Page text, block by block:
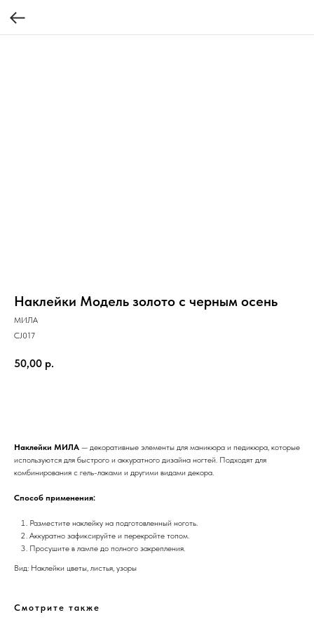
Наклейки Модель золото с черным осень
МИЛА
CJ017
50,00 р.
Наклейки МИЛА — декоративные элементы для маникюра и педикюра, которые
используются для быстрого и аккуратного дизайна ногтей. Подходят для
комбинирования с гель-лаками и другими видами декора.
Способ применения:
Разместите наклейку на подготовленный ноготь.
Аккуратно зафиксируйте и перекройте топом.
Просушите в лампе до полного закрепления.
Вид: Наклейки цветы, листья, узоры
Смотрите также